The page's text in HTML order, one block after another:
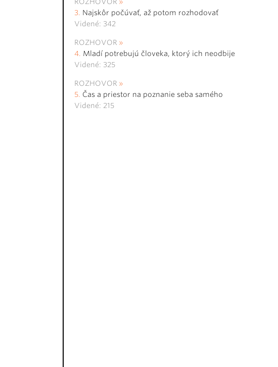
ROZHOVOR
Najskôr počúvať, až potom rozhodovať
Videné: 342
ROZHOVOR
Mladí potrebujú človeka, ktorý ich neodbije
Videné: 325
ROZHOVOR
Čas a priestor na poznanie seba samého
Videné: 215